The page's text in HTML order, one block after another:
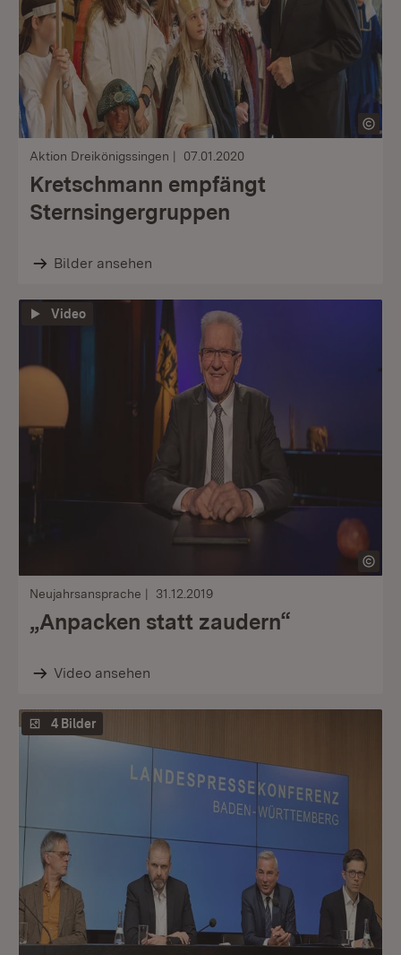
Aktion Dreikönigssingen 07.01.2020
Kretschmann empfängt
Sternsingergruppen
Bilder ansehen
Video
Neujahrsansprache 31.12.2019
„Anpacken statt zaudern“
Video ansehen
4 Bilder